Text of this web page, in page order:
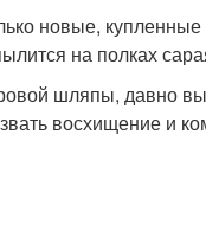
новые,
на полках
шляпы, давно
восхищение и